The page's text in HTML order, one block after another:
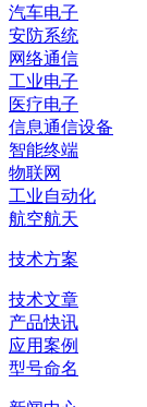
汽车电子
安防系统
网络通信
工业电子
医疗电子
信息通信设备
智能终端
物联网
工业自动化
航空航天
技术方案
技术文章
产品快讯
应用案例
型号命名